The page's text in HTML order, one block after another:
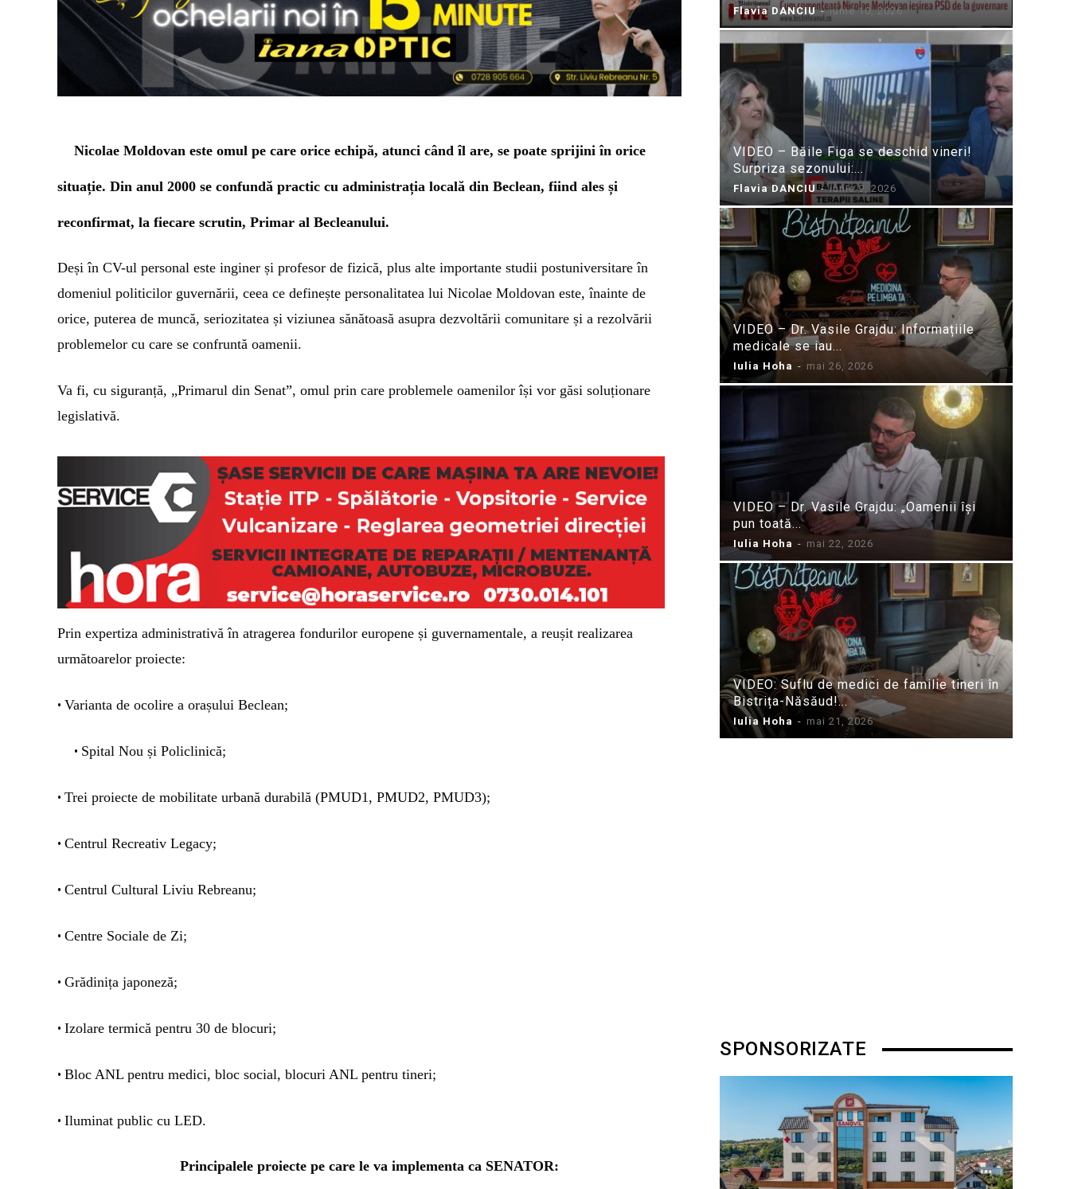
Nicolae Moldovan este omul pe care orice echipă, atunci când îl are, se poate sprijini în orice
situație. Din anul 2000 se confundă practic cu administrația locală din Beclean, fiind ales și
reconfirmat, la fiecare scrutin, Primar al Becleanului.
Deși în CV-ul personal este inginer și profesor de fizică, plus alte importante studii postuniversitare în
domeniul politicilor guvernării, ceea ce definește personalitatea lui Nicolae Moldovan este, înainte de
orice, puterea de muncă, seriozitatea și viziunea sănătoasă asupra dezvoltării comunitare și a rezolvării
problemelor cu care se confruntă oamenii.
Va fi, cu siguranță, „Primarul din Senat”, omul prin care problemele oamenilor își vor găsi soluționare
legislativă.
Prin expertiza administrativă în atragerea fondurilor europene și guvernamentale, a reușit realizarea
următoarelor proiecte:
• Varianta de ocolire a orașului Beclean;
• Spital Nou⁠ și Policlinică;
• Trei proiecte de mobilitate urbană durabilă (PMUD1, PMUD2, PMUD3);
• Centrul Recreativ Legacy;
• Centrul Cultural Liviu Rebreanu;
• Centre Sociale de Zi;
• Grădinița japoneză;
• Izolare termică pentru 30 de blocuri;
• Bloc ANL pentru medici, bloc social, blocuri ANL pentru tineri;
• Iluminat public cu LED.
Principalele proiecte pe care le va implementa ca SENATOR:
Flavia DANCIU - iunie 10, 2026
VIDEO – Băile Figa se deschid vineri!
Surpriza sezonului:...
Flavia DANCIU - iunie 9, 2026
VIDEO – Dr. Vasile Grajdu: Informațiile
medicale se iau...
Iulia Hoha - mai 26, 2026
VIDEO – Dr. Vasile Grajdu: „Oamenii își
pun toată...
Iulia Hoha - mai 22, 2026
VIDEO: Suflu de medici de familie tineri în
Bistrița-Năsăud!...
Iulia Hoha - mai 21, 2026
SPONSORIZATE